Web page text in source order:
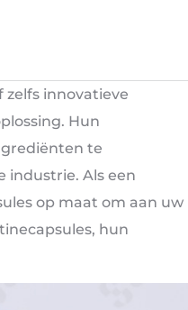
innovatieve
Hun
te
industrie. Als een
op maat om aan uw
hun